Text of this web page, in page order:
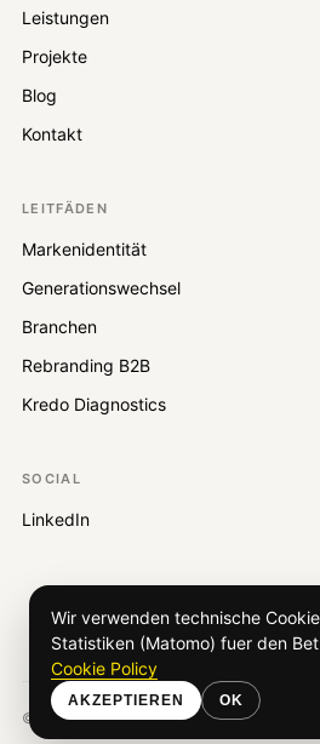
Leistungen
Projekte
Blog
Kontakt
LEITFÄDEN
Markenidentität
Generationswechsel
Branchen
Rebranding B2B
Kredo Diagnostics
SOCIAL
LinkedIn
© 2026KREDO Marketing. Alle Rechte
Wir verwenden technische
Statistiken (Matomo) fuer den
Cookie Policy
AKZEPTIEREN OK